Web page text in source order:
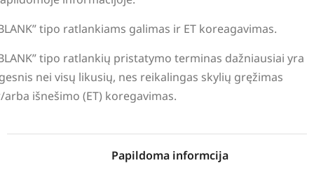
tipo ratlankiams galimas ir ET koreagavimas.
tipo ratlankių pristatymo terminas dažniausiai yra
nei visų likusių, nes reikalingas skylių gręžimas
arba išnešimo (ET) koregavimas.
Papildoma informcija